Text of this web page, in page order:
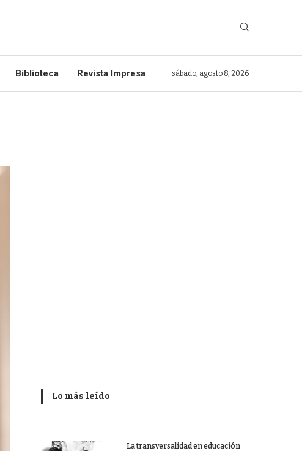
Biblioteca Revista Impresa sábado, agosto 8, 2026
Lo más leído
La transversalidad en educación